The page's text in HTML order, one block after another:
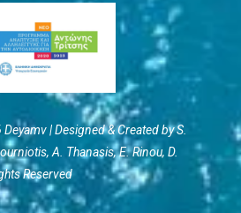
| Designed & Created by S.
Α. Thanasis, E. Rinou, D.
Reserved